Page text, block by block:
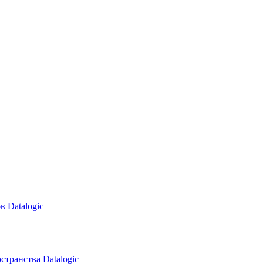
Datalogic
Datalogic